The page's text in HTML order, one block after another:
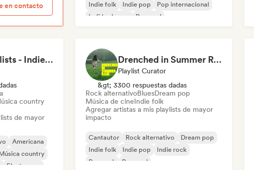
en contacto
Indie folk
Indie pop
Pop internacional
Lofi bedroom
Pop soul
Unique Playlists - Indie, Pop & Rock
country
de mayor
Americana
country
Electropop
Drenched in Summer Rain 🌧️🌴
Playlist Curator
&gt; 3300 respuestas dadas
Rock alternativoBluesDream pop
Música de cineIndie folk
Agregar artistas a mis playlists de mayor
impacto
Cantautor Rock alternativo
Dream pop
Indie folk
Indie pop
Indie rock
Pop rock
Pop soul